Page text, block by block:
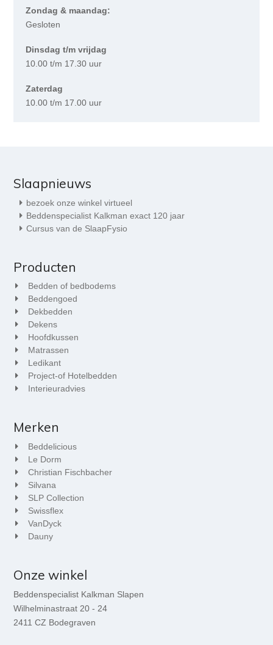
Zondag & maandag:
Gesloten
Dinsdag t/m vrijdag
10.00 t/m 17.30 uur
Zaterdag
10.00 t/m 17.00 uur
Slaapnieuws
bezoek onze winkel virtueel
Beddenspecialist Kalkman exact 120 jaar
Cursus van de SlaapFysio
Producten
Bedden of bedbodems
Beddengoed
Dekbedden
Dekens
Hoofdkussen
Matrassen
Ledikant
Project-of Hotelbedden
Interieuradvies
Merken
Beddelicious
Le Dorm
Christian Fischbacher
Silvana
SLP Collection
Swissflex
VanDyck
Dauny
Onze winkel
Beddenspecialist Kalkman Slapen
Wilhelminastraat 20 - 24
2411 CZ Bodegraven